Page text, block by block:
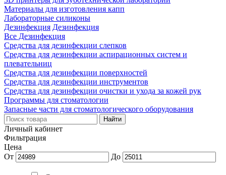
Материалы для изготовления капп
Лабораторные силиконы
Дезинфекция Дезинфекция
Все Дезинфекция
Средства для дезинфекции слепков
Средства для дезинфекции аспирационных систем и
плевательниц
Средства для дезинфекции поверхностей
Средства для дезинфекции инструментов
Средства для дезинфекции очистки и ухода за кожей рук
Программы для стоматологии
Запасные части для стоматологического оборудования
Личный кабинет
Фильтрация
Цена
От
До